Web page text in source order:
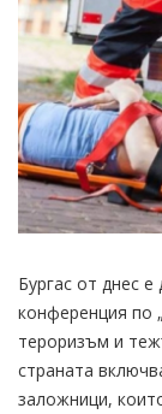
Бургас от днес
конференция по
тероризъм и
страната
заложници,